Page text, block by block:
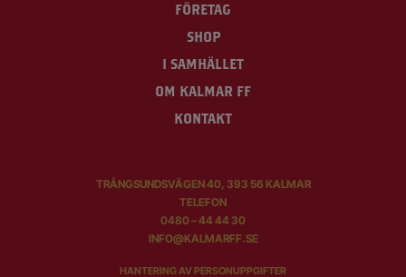
FÖRETAG
SHOP
I SAMHÄLLET
OM KALMAR FF
KONTAKT
TRÅNGSUNDSVÄGEN 40, 393 56 KALMAR
TELEFON
0480 – 44 44 30
INFO@KALMARFF.SE
HANTERING AV PERSONUPPGIFTER